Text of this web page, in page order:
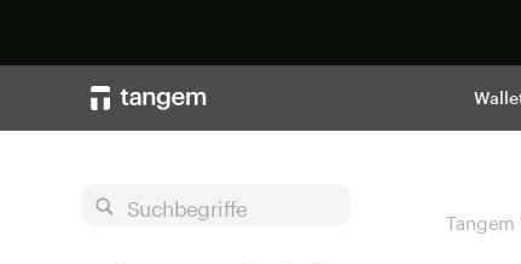
Suchbegriffe
Tangem